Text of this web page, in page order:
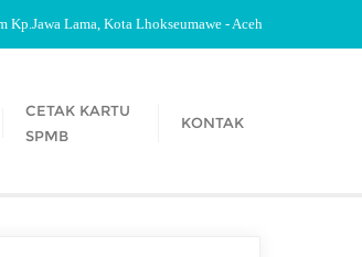
Kp.Jawa Lama, Kota Lhokseumawe - Aceh
CETAK KARTU
SPMB
KONTAK